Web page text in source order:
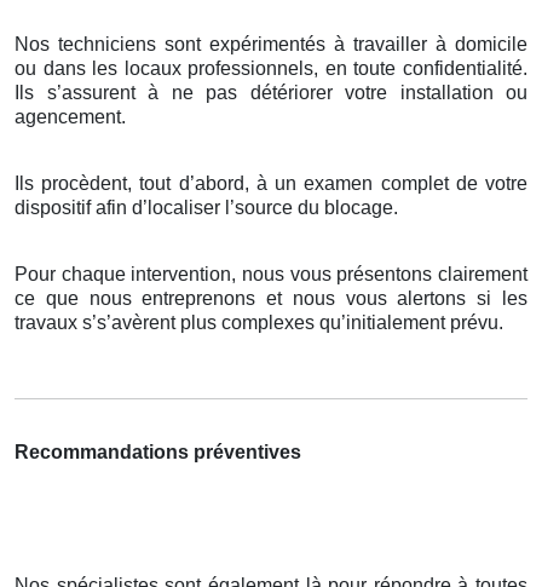
Nos techniciens sont expérimentés à travailler à domicile
ou dans les locaux professionnels, en toute confidentialité.
Ils s’assurent à ne pas détériorer votre installation ou
agencement.
Ils procèdent, tout d’abord, à un examen complet de votre
dispositif afin d’localiser l’source du blocage.
Pour chaque intervention, nous vous présentons clairement
ce que nous entreprenons et nous vous alertons si les
travaux s’s’avèrent plus complexes qu’initialement prévu.
Recommandations préventives